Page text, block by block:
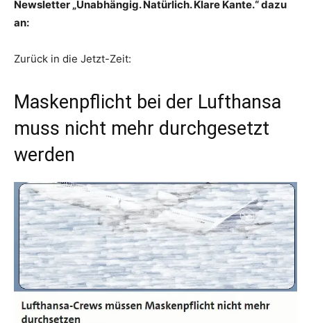
Newsletter „Unabhängig. Natürlich. Klare Kante.“ dazu
an:
Zurück in die Jetzt-Zeit:
Maskenpflicht bei der Lufthansa
muss nicht mehr durchgesetzt
werden